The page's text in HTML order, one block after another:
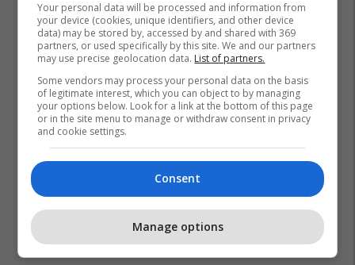
Your personal data will be processed and information from
your device (cookies, unique identifiers, and other device
data) may be stored by, accessed by and shared with 369
partners, or used specifically by this site. We and our partners
may use precise geolocation data. List of partners.
Some vendors may process your personal data on the basis
of legitimate interest, which you can object to by managing
your options below. Look for a link at the bottom of this page
or in the site menu to manage or withdraw consent in privacy
and cookie settings.
Consent
Manage options